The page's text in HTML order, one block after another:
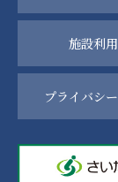
施設利
プライバシ